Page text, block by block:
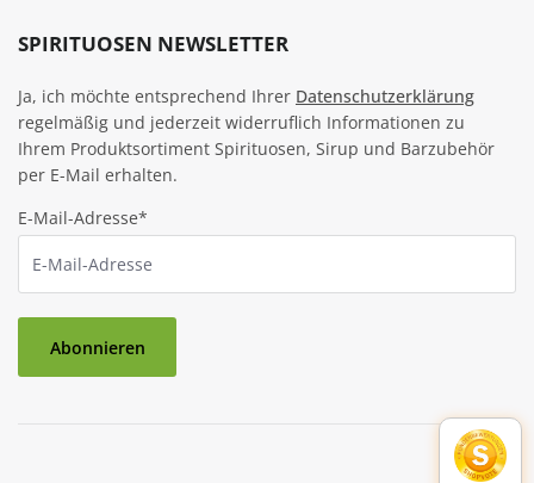
SPIRITUOSEN NEWSLETTER
Ja, ich möchte entsprechend Ihrer Datenschutzerklärung
regelmäßig und jederzeit widerruflich Informationen zu
Ihrem Produktsortiment Spirituosen, Sirup und Barzubehör
per E-Mail erhalten.
E-Mail-Adresse*
Abonnieren